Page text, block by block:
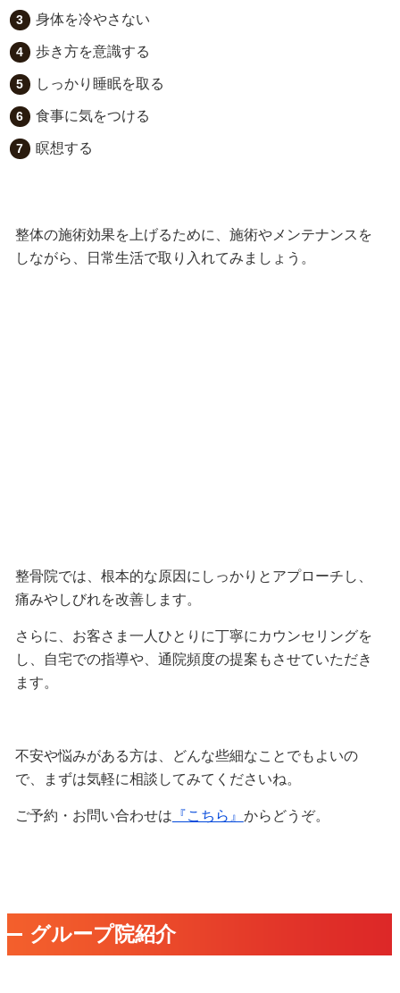
身体を冷やさない
歩き方を意識する
しっかり睡眠を取る
食事に気をつける
瞑想する
整体の施術効果を上げるために、施術やメンテナンスを
しながら、日常生活で取り入れてみましょう。
整骨院では、根本的な原因にしっかりとアプローチし、
痛みやしびれを改善します。
さらに、お客さま一人ひとりに丁寧にカウンセリングを
し、自宅での指導や、通院頻度の提案もさせていただき
ます。
不安や悩みがある方は、どんな些細なことでもよいの
で、まずは気軽に相談してみてくださいね。
ご予約・お問い合わせは 『こちら』 からどうぞ。
グループ院紹介